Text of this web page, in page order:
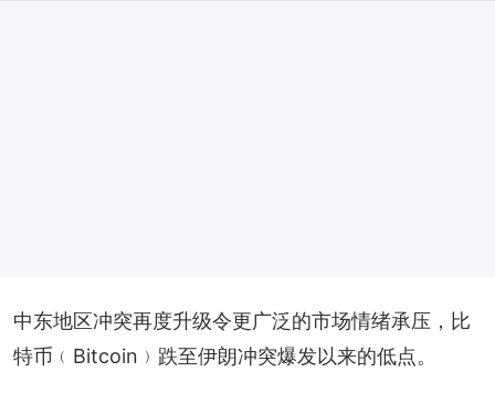
中东地区冲突再度升级令更广泛的市场情绪承压，比
特币﹙Bitcoin﹚跌至伊朗冲突爆发以来的低点。